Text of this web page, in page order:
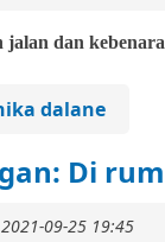
dan
dalane
Di
09-25 19:45